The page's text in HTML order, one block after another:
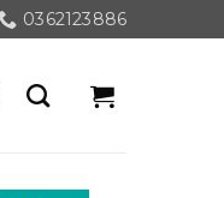
0362123886